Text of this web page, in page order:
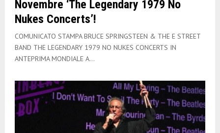
Novembre ‘The Legendary 1979 No
Nukes Concerts’!
COMUNICATO STAMPA BRUCE SPRINGSTEEN & THE E STREET
BAND THE LEGENDARY 1979 NO NUKES CONCERTS IN
ANTEPRIMA MONDIALE A...